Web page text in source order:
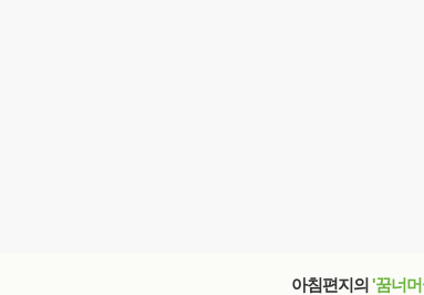
아침편지의 '꿈너